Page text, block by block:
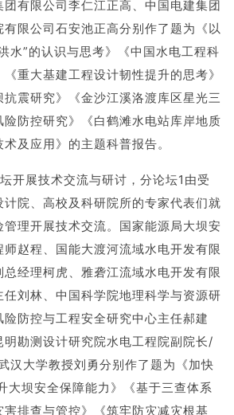
有限公司李仁江正高、中国电建集团
限公司石安池正高分别作了题为《以
水”的认识与思考》《中国水电工程科
重大基建工程设计韧性提升的思考》
抗震研究》《金沙江溪洛渡库区星光三
防控研究》《白鹤滩水电站库岸地质
及应用》的主题科普报告。
开展技术交流与研讨，分论坛1由受
院、高校及科研院所的专家代表们就
理开展技术交流。国家能源局大坝安
赵程、国能大渡河流域水电开发有限
经理柯虎、雅砻江流域水电开发有限
刘林、中国科学院地理科学与资源研
防控与工程安全研究中心主任郝建
勘测设计研究院水电工程院副院长/
汉大学教授刘勇分别作了题为《加快
大坝安全保障能力》《基于三查体系
排查与管控》《筑牢防灾减灾根基